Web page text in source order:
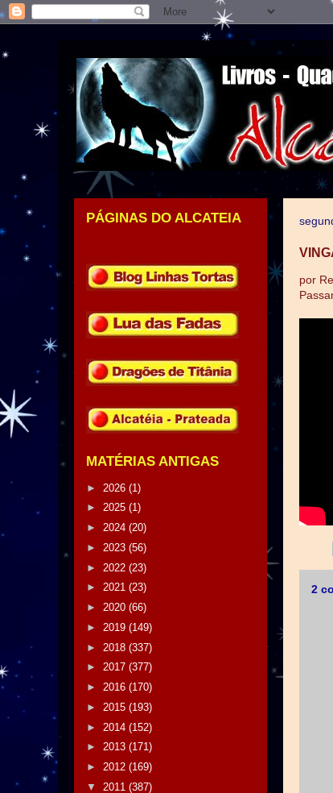
por
2
PÁGINAS DO ALCATEIA
MATÉRIAS ANTIGAS
► 2026 (1)
► 2025 (1)
► 2024 (20)
► 2023 (56)
► 2022 (23)
► 2021 (23)
► 2020 (66)
► 2019 (149)
► 2018 (337)
► 2017 (377)
► 2016 (170)
► 2015 (193)
► 2014 (152)
► 2013 (171)
► 2012 (169)
▼ 2011 (387)